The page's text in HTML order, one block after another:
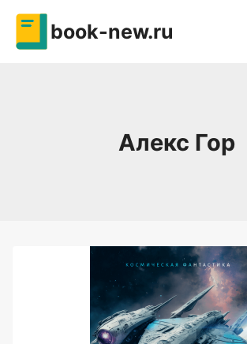
Перейти
содержимому
book-new.ru
Алекс Гор